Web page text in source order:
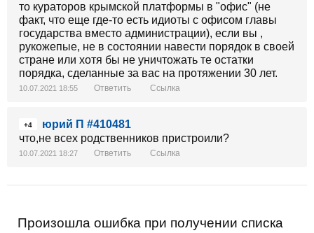
то кураторов крымской платформы в "офис" (не
факт, что еще где-то есть идиоты с офисом главы
государства вместо администрации), если вы ,
рукожепые, не в состоянии навести порядок в своей
стране или хотя бы не уничтожать те остатки
порядка, сделанные за вас на протяжении 30 лет.
10.07.2021 18:55 Ответить Ссылка
+4
юрий П #410481
что,не всех родственников пристроили?
10.07.2021 18:27 Ответить Ссылка
Произошла ошибка при получении списка